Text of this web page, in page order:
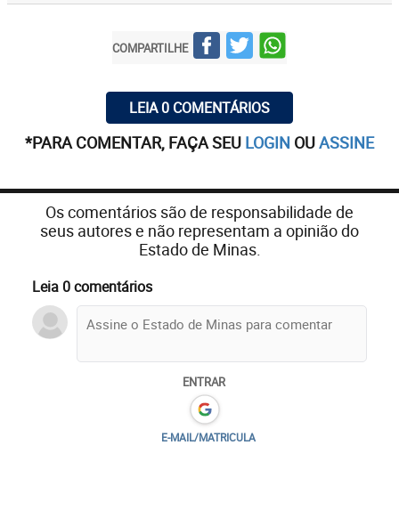
COMPARTILHE
LEIA 0 COMENTÁRIOS
*PARA COMENTAR, FAÇA SEU LOGIN OUASSINE
Os comentários são de responsabilidade de
seus autores e não representam a opinião do
Estado de Minas.
Leia 0 comentários
ENTRAR
E-MAIL/MATRICULA